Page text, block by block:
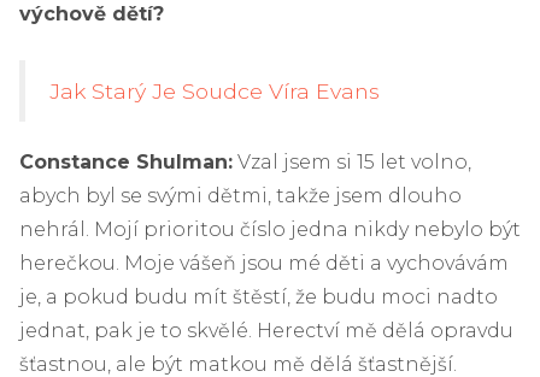
výchově dětí?
Jak Starý Je Soudce Víra Evans
Constance Shulman: Vzal jsem si 15 let volno,
abych byl se svými dětmi, takže jsem dlouho
nehrál. Mojí prioritou číslo jedna nikdy nebylo být
herečkou. Moje vášeň jsou mé děti a vychovávám
je, a pokud budu mít štěstí, že budu moci nadto
jednat, pak je to skvělé. Herectví mě dělá opravdu
šťastnou, ale být matkou mě dělá šťastnější.